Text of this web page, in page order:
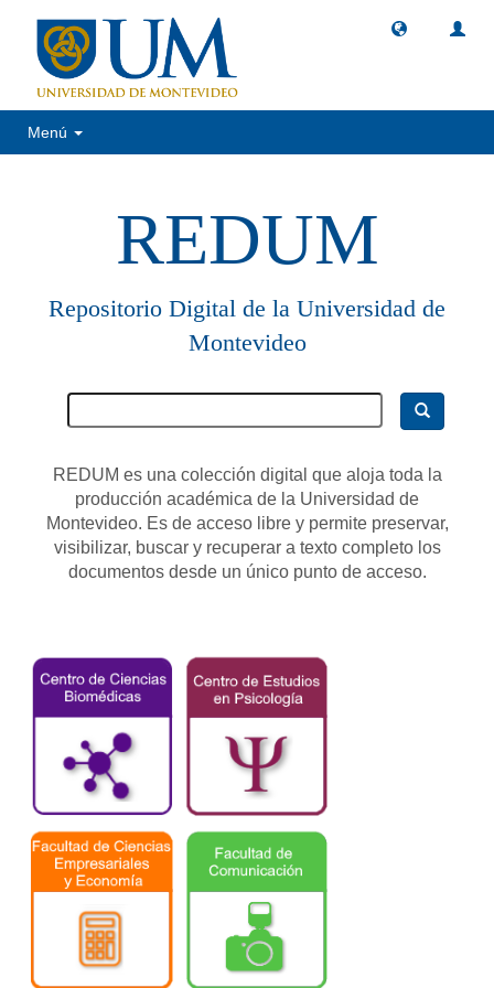
Menú
REDUM
Repositorio Digital de la Universidad de
Montevideo
REDUM es una colección digital que aloja toda la
producción académica de la Universidad de
Montevideo. Es de acceso libre y permite preservar,
visibilizar, buscar y recuperar a texto completo los
documentos desde un único punto de acceso.